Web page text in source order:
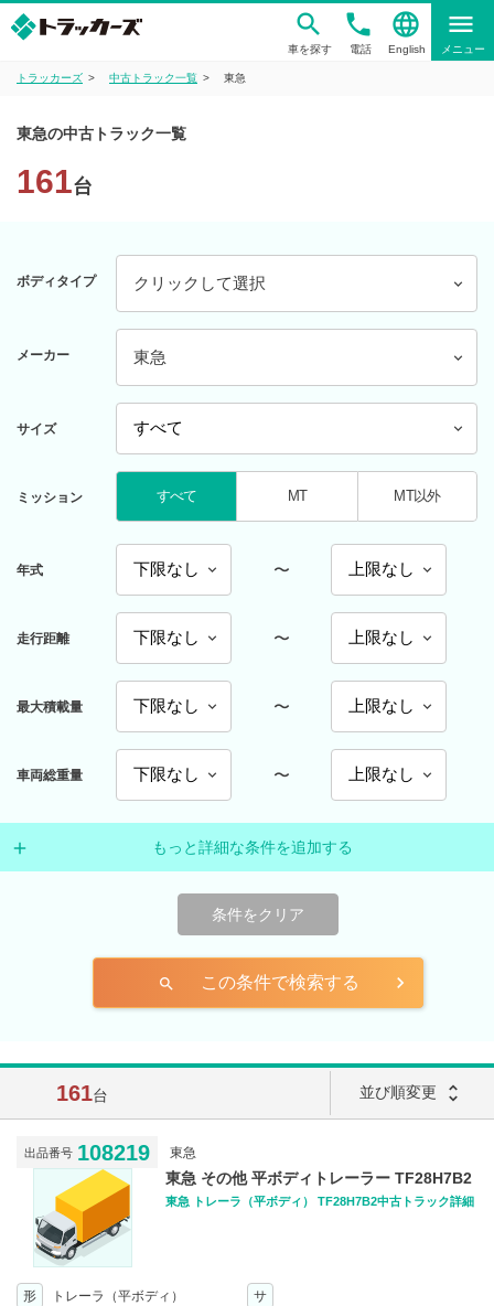
車を探す
phone
電話
language
English
menu
メニュー
トラッカーズ 中古トラック一覧 東急
東急の中古トラック一覧
161台
ボディタイプ クリックして選択
メーカー 東急
サイズ
ミッション すべて MT MT以外
年式 〜
走行距離 〜
最大積載量 〜
車両総重量 〜
もっと詳細な条件を追加する
条件をクリア
search この条件で検索する
161台 並び順変更 unfold_more
出品番号 108219 東急
東急 その他 平ボディトレーラー TF28H7B2
東急 トレーラ（平ボディ） TF28H7B2中古トラック詳細
形 トレーラ（平ボディ）
サ